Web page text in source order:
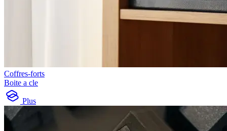
Coffres-forts
Boite a cle
Plus